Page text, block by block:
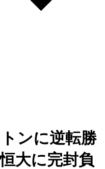
ンに逆転勝
大に完封負